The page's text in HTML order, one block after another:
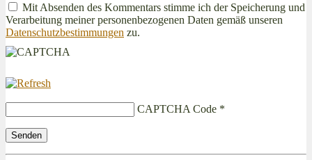
Mit Absenden des Kommentars stimme ich der Speicherung und
Verarbeitung meiner personenbezogenen Daten gemäß unseren
Datenschutzbestimmungen zu.
CAPTCHA Code *